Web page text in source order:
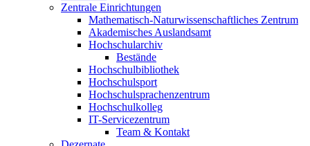
Zentrale Einrichtungen
Mathematisch-Naturwissenschaftliches Zentrum
Akademisches Auslandsamt
Hochschularchiv
Bestände
Hochschulbibliothek
Hochschulsport
Hochschulsprachenzentrum
Hochschulkolleg
IT-Servicezentrum
Team & Kontakt